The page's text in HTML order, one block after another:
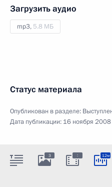
Загрузить аудио
mp3, 5.8 МБ
Статус материала
Опубликован в разделе:
Дата публикации: 16 ноября
3 : 12м